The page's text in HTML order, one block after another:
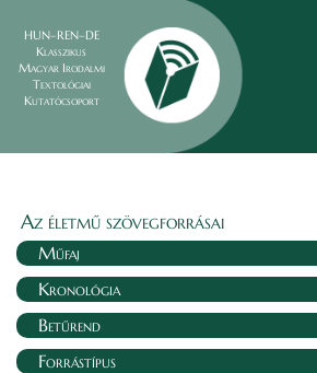
HUN–REN–DE
Klasszikus
Magyar Irodalmi
Textológiai
Kutatócsoport
Az életmű szövegforrásai
Műfaj
Kronológia
Betűrend
Forrástípus